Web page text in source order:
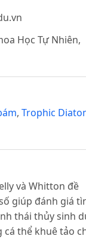
Học Tự Nhiên,
, Trophic
và Whitton đề
giúp đánh giá
thái thủy sinh
thể khuê tảo